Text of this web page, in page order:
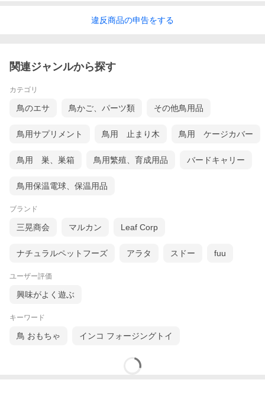
違反商品の申告をする
関連ジャンルから探す
カテゴリ
鳥のエサ 鳥かご、パーツ類 その他鳥用品
鳥用サプリメント 鳥用 止まり木 鳥用 ケージカバー
鳥用 巣、巣箱 鳥用繁殖、育成用品 バードキャリー
鳥用保温電球、保温用品
ブランド
三晃商会 マルカン Leaf Corp
ナチュラルペットフーズ アラタ スドー fuu
ユーザー評価
興味がよく遊ぶ
キーワード
鳥 おもちゃ インコ フォージングトイ